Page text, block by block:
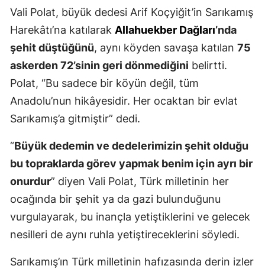
Kayseri
Kırklareli
Kırşehir
Kütahya
Malatya
Kahramanmaraş
Mardin
Muğla
Vali Polat, büyük dedesi Arif Koçyiğit’in Sarıkamış
Harekâtı’na katılarak Allahuekber Dağları’nda
şehit düştüğünü, aynı köyden savaşa katılan 75
askerden 72’sinin geri dönmediğini belirtti.
Polat, “Bu sadece bir köyün değil, tüm
Anadolu’nun hikâyesidir. Her ocaktan bir evlat
Sarıkamış’a gitmiştir” dedi.
“Büyük dedemin ve dedelerimizin şehit olduğu
bu topraklarda görev yapmak benim için ayrı bir
onurdur” diyen Vali Polat, Türk milletinin her
ocağında bir şehit ya da gazi bulunduğunu
vurgulayarak, bu inançla yetiştiklerini ve gelecek
nesilleri de aynı ruhla yetiştireceklerini söyledi.
Sarıkamış’ın Türk milletinin hafızasında derin izler